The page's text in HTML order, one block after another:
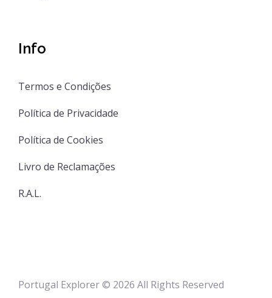
Info
Termos e Condições
Política de Privacidade
Política de Cookies
Livro de Reclamações
R.A.L.
Portugal Explorer © 2026 All Rights Reserved